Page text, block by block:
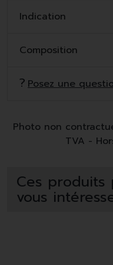
Indication
Composition
Posez une
Photo non
TVA -
Ces produits
vous